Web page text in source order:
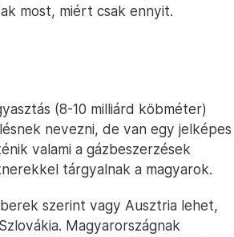
most, miért csak ennyit.
(8-10 milliárd köbméter)
nevezni, de van egy jelképes
valami a gázbeszerzések
tárgyalnak a magyarok.
szerint vagy Ausztria lehet,
Magyarországnak